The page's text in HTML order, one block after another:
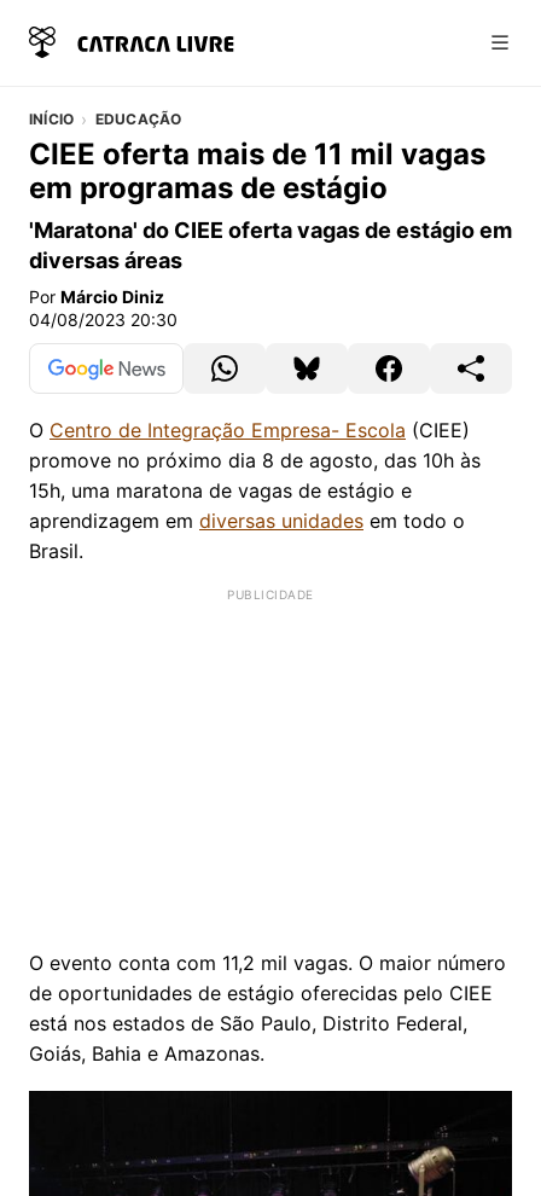
INÍCIO EDUCAÇÃO
CIEE oferta mais de 11 mil vagas
em programas de estágio
'Maratona' do CIEE oferta vagas de estágio em
diversas áreas
Por Márcio Diniz
04/08/2023 20:30
O Centro de Integração Empresa- Escola (CIEE)
promove no próximo dia 8 de agosto, das 10h às
15h, uma maratona de vagas de estágio e
aprendizagem em diversas unidades em todo o
Brasil.
O evento conta com 11,2 mil vagas. O maior número
de oportunidades de estágio oferecidas pelo CIEE
está nos estados de São Paulo, Distrito Federal,
Goiás, Bahia e Amazonas.